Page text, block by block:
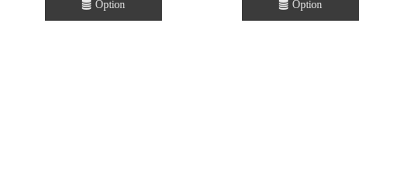
Option Option